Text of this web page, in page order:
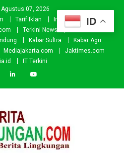
07, 2026
Tarif Iklan Investor
Donasi
Terkini News
Kabar.id
Kabar Sultra
Kabar Agri
Mediajakarta.com
Jaktimes.com
IT Terkini
ID